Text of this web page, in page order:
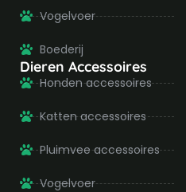
Vogelvoer
Boederij
Dieren Accessoires
Honden accessoires
Katten accessoires
Pluimvee accessoires
Vogelvoer